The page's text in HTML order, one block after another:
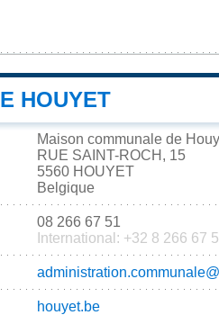
HOUYET
Maison communale de
RUE SAINT-ROCH, 15
5560 HOUYET
Belgique
08 266 67 51
International: +32 8 266 67
houyet.be